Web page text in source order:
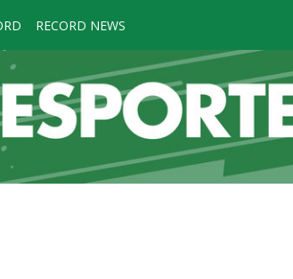
RECORD NEWS